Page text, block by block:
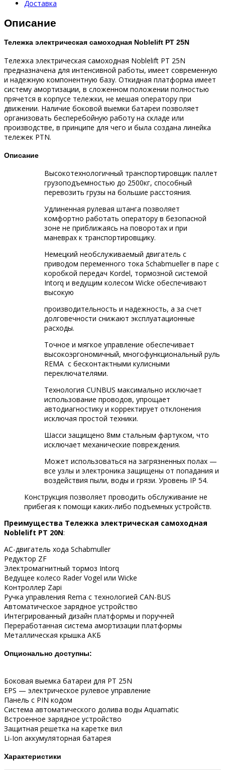
Доставка
Описание
Тележка электрическая самоходная Noblelift PT 25N
Тележка электрическая самоходная Noblelift PT 25N
предназначена для интенсивной работы, имеет современную
и надежную компонентную базу. Откидная платформа имеет
систему амортизации, в сложенном положении полностью
прячется в корпусе тележки, не мешая оператору при
движении. Наличие боковой выемки батареи позволяет
организовать бесперебойную работу на складе или
производстве, в принципе для чего и была создана линейка
тележек PTN.
Описание
Высокотехнологичный транспортировщик паллет
грузоподъемностью до 2500кг, способный
перевозить грузы на большие расстояния.
Удлиненная рулевая штанга позволяет
комфортно работать оператору в безопасной
зоне не приближаясь на поворотах и при
маневрах к транспортировщику.
Немецкий необслуживаемый двигатель с
приводом переменного тока Schabmueller в паре с
коробкой передач Kordel, тормозной системой
Intorq и ведущим колесом Wicke обеспечивают
высокую
производительность и надежность, а за счет
долговечности снижают эксплуатационные
расходы.
Точное и мягкое управление обеспечивает
высокоэргономичный, многофункциональный руль
REMA с бесконтактными кулисными
переключателями.
Технология CUNBUS максимально исключает
использование проводов, упрощает
автодиагностику и корректирует отклонения
исключая простой техники.
Шасси защищено 8мм стальным фартуком, что
исключает механические повреждения.
Может использоваться на загрязненных полах —
все узлы и электроника защищены от попадания и
воздействия пыли, воды и грязи. Уровень IP 54.
Конструкция позволяет проводить обслуживание не
прибегая к помощи каких-либо подъемных устройств.
Преимущества Тележка электрическая самоходная
Noblelift PT 20N:
АС-двигатель хода Schabmuller
Редуктор ZF
Электромагнитный тормоз Intorq
Ведущее колесо Rader Vogel или Wicke
Контроллер Zapi
Ручка управления Rema с технологией CAN-BUS
Автоматическое зарядное устройство
Интегрированный дизайн платформы и поручней
Переработанная система амортизации платформы
Металлическая крышка АКБ
Опционально доступны:
Боковая выемка батареи для PT 25N
EPS — электрическое рулевое управление
Панель с PIN кодом
Система автоматического долива воды Aquamatic
Встроенное зарядное устройство
Защитная решетка на каретке вил
Li-Ion аккумуляторная батарея
Характеристики